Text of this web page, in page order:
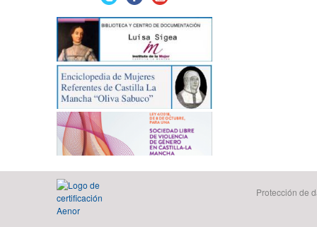
Protección de